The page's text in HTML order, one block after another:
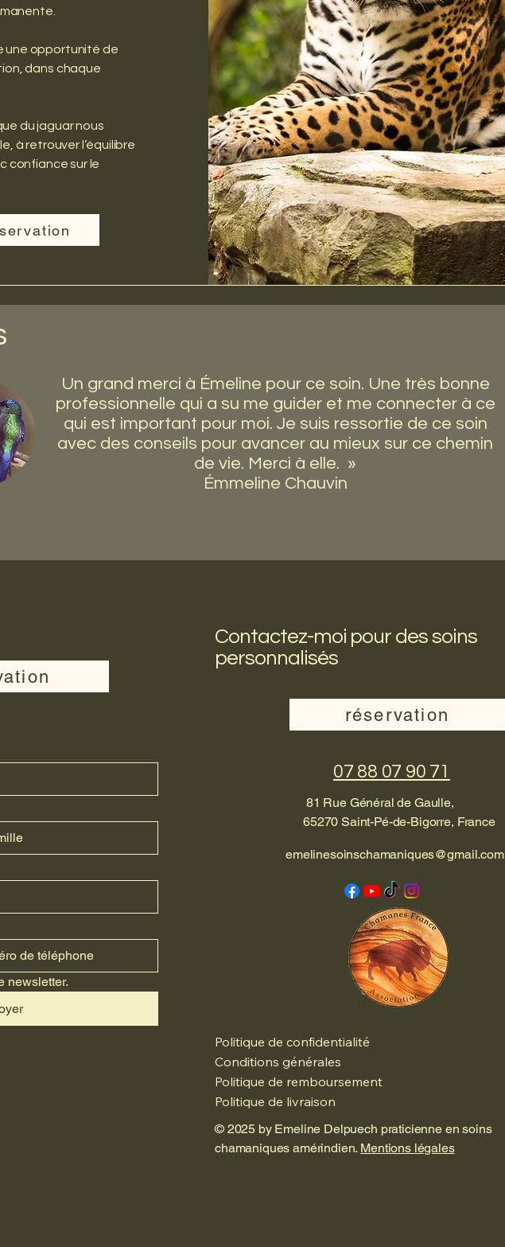
une opportunité de
dans chaque
du jaguar nous
à retrouver l’équilibre
confiance sur le
Un grand merci à Émeline pour ce soin. Une très bonne
professionnelle qui a su me guider et me connecter à ce
qui est important pour moi. Je suis ressortie de ce soin
avec des conseils pour avancer au mieux sur ce chemin
de vie. Merci à elle. »
Émmeline Chauvin
newsletter.
Contactez-moi pour des soins
personnalisés
réservation
07 88 07 90 71
81 Rue Général de Gaulle,
65270 Saint-Pé-de-Bigorre, France
emelinesoinschamaniques@gmail.com
Politique de confidentialité
Conditions générales
Politique de remboursement
Politique de livraison
© 2025 by Emeline Delpuech praticienne en soins
chamaniques amérindien. Mentions légales